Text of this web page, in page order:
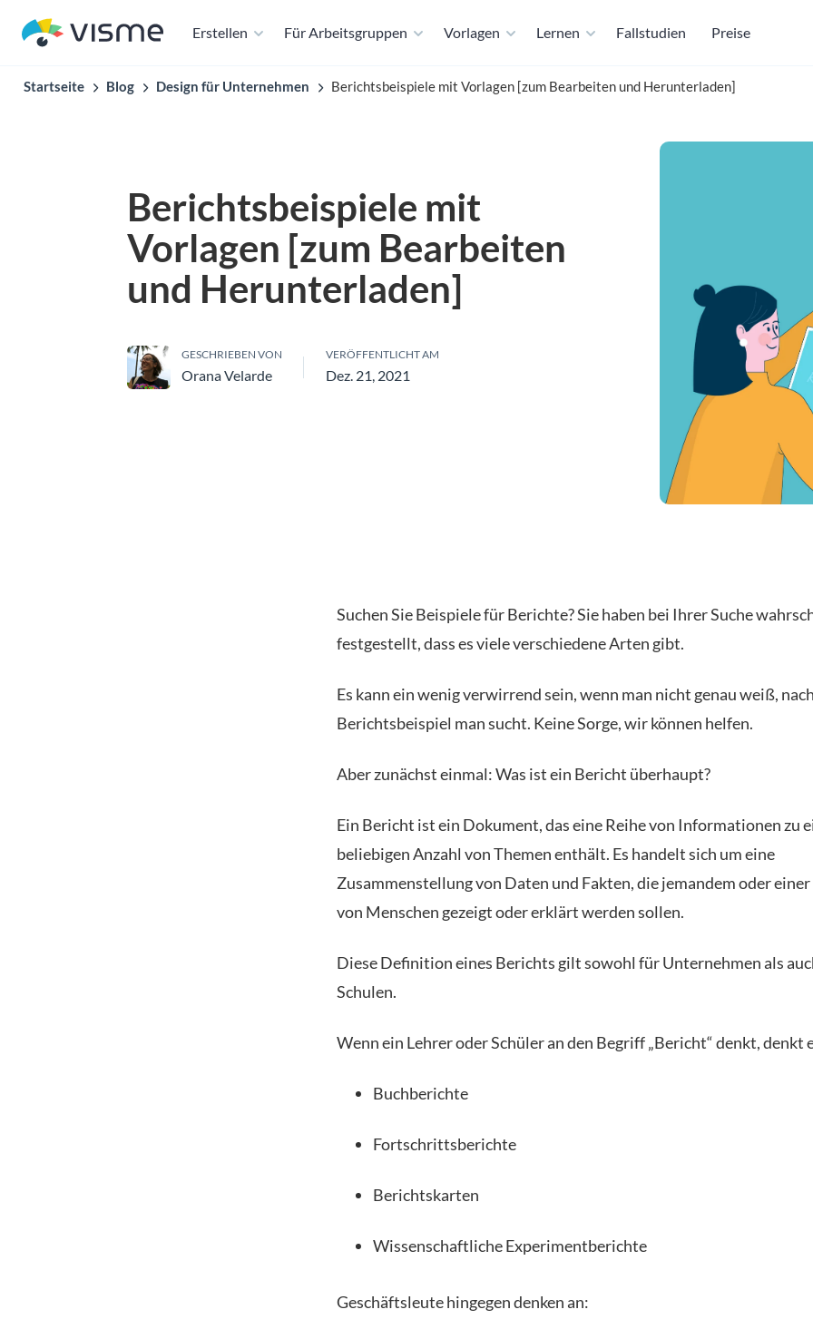
Erstellen Für Arbeitsgruppen Vorlagen Lernen Fallstudien Preise
Startseite Blog Design für Unternehmen Berichtsbeispiele mit Vorlagen [zum Bearbeiten und Herunterladen]
Berichtsbeispiele mit
Vorlagen [zum Bearbeiten
und Herunterladen]
GESCHRIEBEN VON
Orana Velarde
VERÖFFENTLICHT AM
Dez. 21, 2021
Suchen Sie Beispiele für Berichte? Sie haben bei Ihrer Suche
festgestellt, dass es viele verschiedene Arten gibt.
Es kann ein wenig verwirrend sein, wenn man nicht genau weiß,
Berichtsbeispiel man sucht. Keine Sorge, wir können helfen.
Aber zunächst einmal: Was ist ein Bericht überhaupt?
Ein Bericht ist ein Dokument, das eine Reihe von Informationen zu
beliebigen Anzahl von Themen enthält. Es handelt sich um eine
Zusammenstellung von Daten und Fakten, die jemandem oder
von Menschen gezeigt oder erklärt werden sollen.
Diese Definition eines Berichts gilt sowohl für Unternehmen als
Schulen.
Wenn ein Lehrer oder Schüler an den Begriff „Bericht“ denkt, denkt
Buchberichte
Fortschrittsberichte
Berichtskarten
Wissenschaftliche Experimentberichte
Geschäftsleute hingegen denken an: